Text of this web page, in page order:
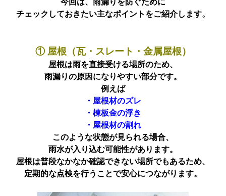
今回は、雨漏りを防ぐために
チェックしておきたい主なポイントをご紹介します。
① 屋根（瓦・スレート・金属屋根）
屋根は雨を直接受ける場所のため、
雨漏りの原因になりやすい部分です。
例えば
・屋根材のズレ
・棟板金の浮き
・屋根材の割れ
このような状態が見られる場合、
雨水が入り込む可能性があります。
屋根は普段なかなか確認できない場所でもあるため、
定期的な点検を行うことで安心につながります。